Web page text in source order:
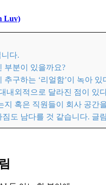
Luv)
다.
부분이 있을까요?
구하는 ‘리얼함’이 녹아
내외적으로 달라진 점이 있
혹은 직원들이 회사 공
도 남다를 것 같습니다. 글